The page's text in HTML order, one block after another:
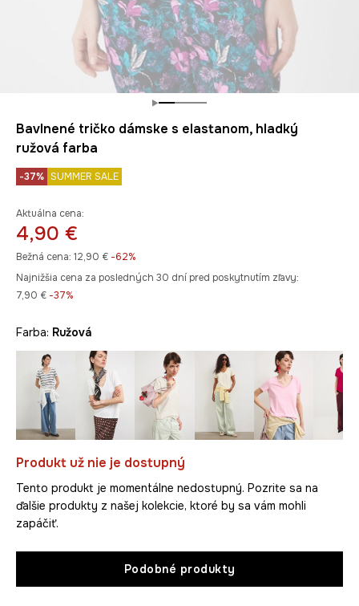
Bavlnené tričko dámske s elastanom, hladký
ružová farba
-37% SUMMER SALE
Aktuálna cena:
4,90 €
Bežná cena: 12,90 € -62%
Najnižšia cena za posledných 30 dní pred poskytnutím zľavy:
7,90 € -37%
Farba: ružová
Produkt už nie je dostupný
Tento produkt je momentálne nedostupný. Pozrite sa na
ďalšie produkty z našej kolekcie, ktoré by sa vám mohli
zapáčiť.
Podobné produkty